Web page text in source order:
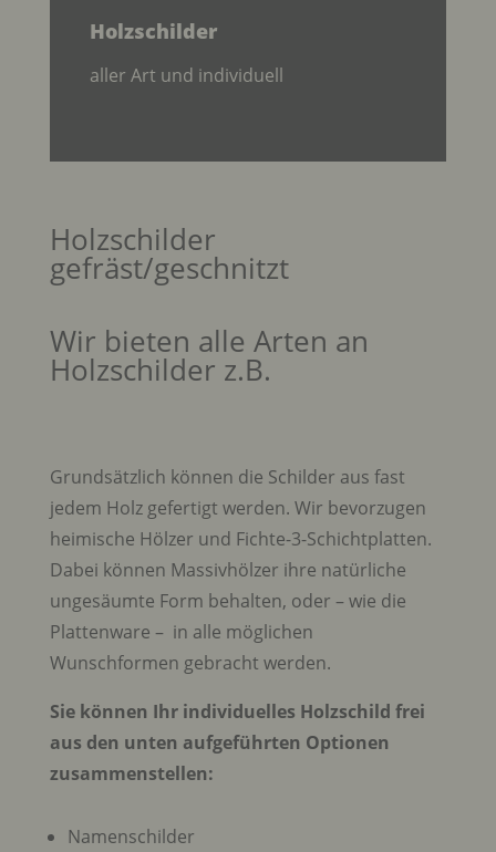
Holzschilder
aller Art und individuell
Holzschilder
gefräst/geschnitzt
Wir bieten alle Arten an
Holzschilder z.B.
Grundsätzlich können die Schilder aus fast
jedem Holz gefertigt werden. Wir bevorzugen
heimische Hölzer und Fichte-3-Schichtplatten.
Dabei können Massivhölzer ihre natürliche
ungesäumte Form behalten, oder – wie die
Plattenware – in alle möglichen
Wunschformen gebracht werden.
Sie können Ihr individuelles Holzschild frei
aus den unten aufgeführten Optionen
zusammenstellen:
Namenschilder